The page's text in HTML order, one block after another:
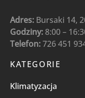
Adres: Bursaki 14,
Godziny: 8:00 –
Telefon:726 451
KATEGORIE
Klimatyzacja